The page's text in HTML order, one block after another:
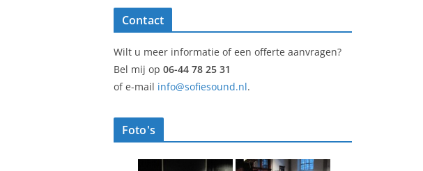
Contact
Wilt u meer informatie of een offerte aanvragen?
Bel mij op 06-44 78 25 31
of e-mail info@sofiesound.nl.
Foto's